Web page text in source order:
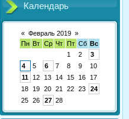
Календарь
« Февраль 2019 »
Пн Вт Ср Чт Пт Сб Вс
1
2
3
4
5 6 7 8 9
10
11
12 13 14 15 16
17
18
19 20 21 22 23
24
25 26 27 28